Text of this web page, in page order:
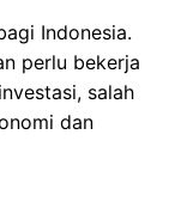
Indonesia.
perlu bekerja
salah
dan